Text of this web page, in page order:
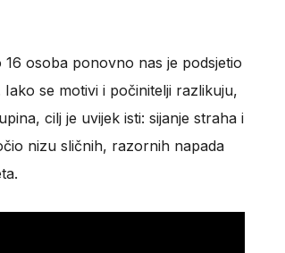
16 osoba ponovno nas je podsjetio
se motivi i počinitelji razlikuju,
cilj je uvijek isti: sijanje straha i
nizu sličnih, razornih napada